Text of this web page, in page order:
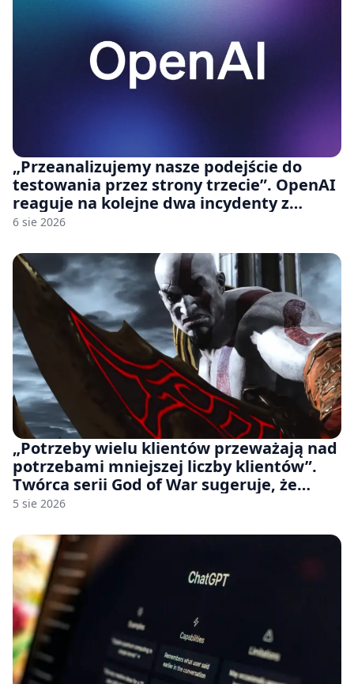
„Przeanalizujemy nasze podejście do
testowania przez strony trzecie”. OpenAI
reaguje na kolejne dwa incydenty z
udziałem autorskich modeli
6 sie 2026
„Potrzeby wielu klientów przeważają nad
potrzebami mniejszej liczby klientów”.
Twórca serii God of War sugeruje, że
rozumie, dlaczego Sony rezygnuje z gier
5 sie 2026